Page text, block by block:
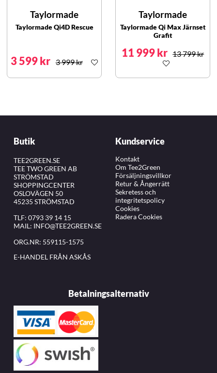
Taylormade
Taylormade Qi4D Rescue
3 599 kr 3 999 kr
Taylormade
Taylormade Qi Max Järnset
Grafit
11 999 kr 13 799 kr
Butik
TEE2GREEN.SE
TEE TWO GREEN AB
STRÖMSTAD
SHOPPINGCENTER
OSLOVÄGEN 50
45235 STRÖMSTAD
TLF: 0793 39 14 15
MAIL: INFO@TEE2GREEN.SE
ORG.NR: 559115-1575
E-HANDEL FRÅN ASKÅS
Kundservice
Kontakt
Om Tee2Green
Försäljningsvillkor
Retur & Ångerrätt
Sekretess och
integritetspolicy
Cookies
Radera Cookies
Betalningsalternativ